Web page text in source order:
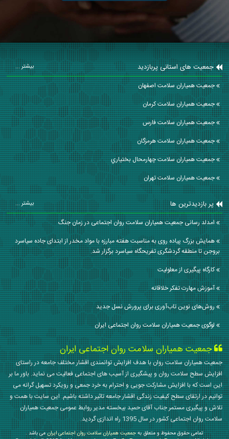
جمعیت های استانی پربازدید بیشتر ...
جمعیت همیاران سلامت اصفهان
جمعیت همیاران سلامت كرمان
جمعیت همیاران سلامت فارس
جمعیت همیاران سلامت هرمزگان
جمعیت همیاران سلامت چهارمحال بختياري
جمعیت همیاران سلامت تهران
پر بازدیدترین ها بیشتر ...
امدلد رسانی جمعیت همیاران سلامت روان اجتماعی در زمان جنگ
همایش بزرگ پیاده روی به مناسبت هفته مبارزه با مواد مخدر از ابتدای جاده سیاسرد
بروجن تا منطقه گردشگری تفریحگاه سیاسرد برگزار شد.
کارگاه پیگیری از معلولیت
آموزش مهارت تفکر خلاقانه
روش‌های نوین تاب‌آوری برای پرورش نسل جدید
لوگوی جمعیت همیاران سلامت روان اجتماعی ایران
جمعیت همیاران سلامت روان اجتماعی ایران
جمعیت همیاران سلامت روان با هدف افزایش توانمندی اقشار مختلف جامعه در راستای
افزایش سطح سلامت روان و پیشگیری از آسیب های اجتماعی فعالیت می نماید. باور ما بر
این است که با افزایش مشارکت جویی و احترام به خرد جمعی و رویکرد تسهیل گرانه می
توانیم در ارتقای سطح کیفیت زندگی اقشار جامعه تاثیر داشته باشیم. این سایت با همت و
تلاش و پیگیری مستمر جناب آقای حمید بیخسته مدیر روابط عمومی جمعیت همیاران
سلامت روان اجتماعی کشور در سال 1395 راه اندازی گردید.
تمامی حقوق محفوظ و متعلق بهجمعیت همیاران سلامت روان اجتماعی ایرانمی باشد .